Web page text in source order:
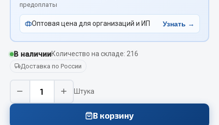
Весь раздел
Смазочные материалы
Масла
Технические жидкости
предоплаты
Оптовая цена для организаций и ИП Узнать →
В наличииКоличество на складе: 216
Доставка по России
− + Штука
В корзину